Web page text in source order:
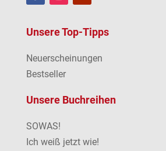
Unsere Top-Tipps
Neuerscheinungen
Bestseller
Unsere Buchreihen
SOWAS!
Ich weiß jetzt wie!